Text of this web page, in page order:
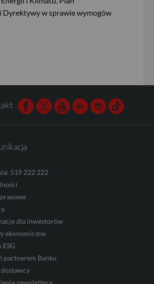
Dyrektywy w sprawie wymogów
Facebook
TwitterYoutubeLinkedinInstagram
TikTok
519 222 222
dla inwestorów
ekonomiczne
ESG
partnerem Banku
newslettera